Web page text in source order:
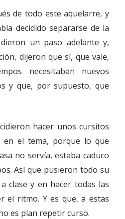
de todo este aquelarre, y
decidido separarse de la
un paso adelante y,
dijeron que sí, que vale,
necesitaban nuevos
y que, por supuesto, que
hacer unos cursitos
en el tema, porque lo que
no servía, estaba caduco
Así que pusieron todo su
clase y en hacer todas las
el ritmo. Y es que, a estas
es plan repetir curso.